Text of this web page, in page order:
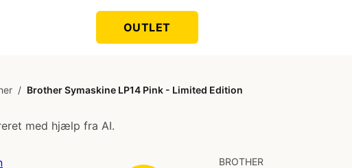
OUTLET
/ Brother Symaskine LP14 Pink - Limited Edition
med hjælp fra AI.
BROTHER